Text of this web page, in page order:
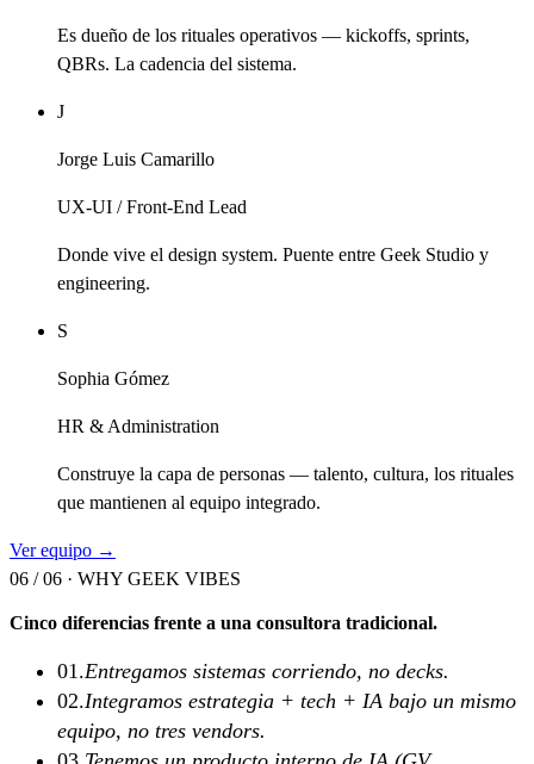
Es dueño de los rituales operativos — kickoffs, sprints,
QBRs. La cadencia del sistema.
J
Jorge Luis Camarillo
UX-UI / Front-End Lead
Donde vive el design system. Puente entre Geek Studio y
engineering.
S
Sophia Gómez
HR & Administration
Construye la capa de personas — talento, cultura, los rituales
que mantienen al equipo integrado.
Ver equipo →
06 / 06 · WHY GEEK VIBES
Cinco diferencias frente a una consultora tradicional.
01.Entregamos sistemas corriendo, no decks.
02.Integramos estrategia + tech + IA bajo un mismo
equipo, no tres vendors.